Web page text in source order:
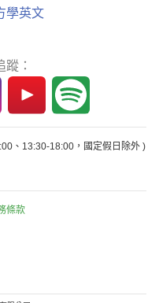
學英文
蹤：
、13:30-18:00，國定假日除外 )
條款